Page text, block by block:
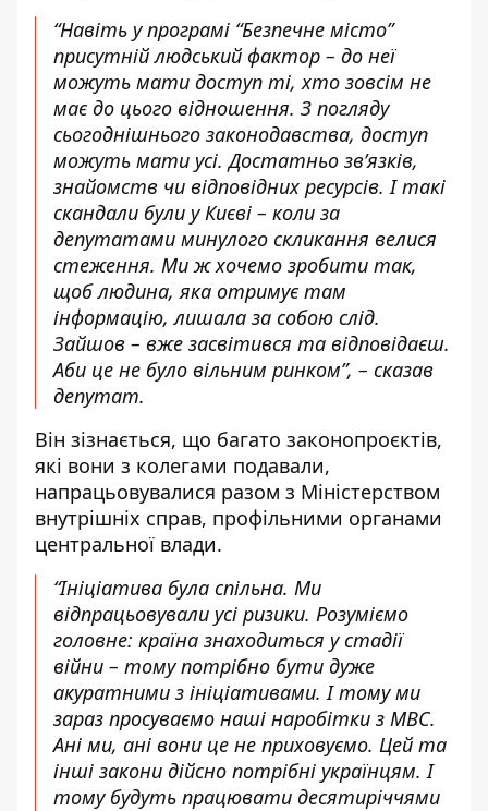
“Навіть у програмі “Безпечне місто”
присутній людський фактор – до неї
можуть мати доступ ті, хто зовсім не
має до цього відношення. З погляду
сьогоднішнього законодавства, доступ
можуть мати усі. Достатньо зв’язків,
знайомств чи відповідних ресурсів. І такі
скандали були у Києві – коли за
депутатами минулого скликання велися
стеження. Ми ж хочемо зробити так,
щоб людина, яка отримує там
інформацію, лишала за собою слід.
Зайшов – вже засвітився та відповідаєш.
Аби це не було вільним ринком”, – сказав
депутат.
Він зізнається, що багато законопроєктів,
які вони з колегами подавали,
напрацьовувалися разом з Міністерством
внутрішніх справ, профільними органами
центральної влади.
“Ініціатива була спільна. Ми
відпрацьовували усі ризики. Розуміємо
головне: країна знаходиться у стадії
війни – тому потрібно бути дуже
акуратними з ініціативами. І тому ми
зараз просуваємо наші наробітки з МВС.
Ані ми, ані вони це не приховуємо. Цей та
інші закони дійсно потрібні українцям. І
тому будуть працювати десятиріччями